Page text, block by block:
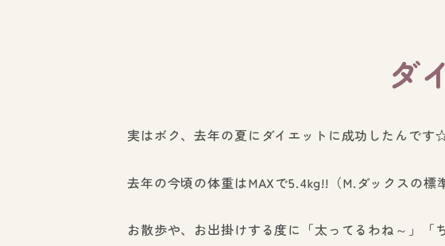
ダ
実はボク、去年の夏にダイエットに成功したんです
去年の今頃の体重はMAXで5.4kg!!（M.ダックスの標
お散歩や、お出掛けする度に「太ってるわね～」